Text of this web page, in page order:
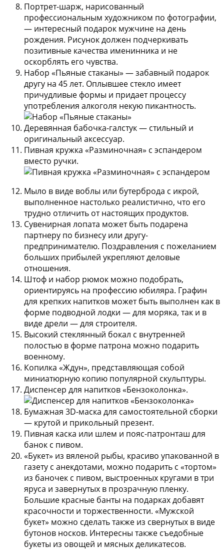
Портрет-шарж, нарисованный
профессиональным художником по фотографии,
— интересный подарок мужчине на день
рождения. Рисунок должен подчеркивать
позитивные качества именинника и не
оскорблять его чувства.
Набор «Пьяные стаканы» — забавный подарок
другу на 45 лет. Оплывшее стекло имеет
причудливые формы и придает процессу
употребления алкоголя некую пикантность.
Деревянная бабочка-галстук— стильный и
оригинальный аксессуар.
Пивная кружка «Разминочная» с эспандером
вместо ручки.
Мыло в виде воблы или бутерброда с икрой,
выполненное настолько реалистично, что его
трудно отличить от настоящих продуктов.
Сувенирная лопата может быть подарена
партнеру по бизнесу или другу-
предпринимателю. Поздравления с пожеланием
больших прибылей укрепляют деловые
отношения.
Штоф и набор рюмок можно подобрать,
ориентируясь на профессию юбиляра. Графин
для крепких напитков может быть выполнен как в
форме подводной лодки — для моряка, так и в
виде дрели — для строителя.
Высокий стеклянный бокал с внутренней
полостью в форме патрона можно подарить
военному.
Копилка «Ждун», представляющая собой
миниатюрную копию популярной скульптуры.
Диспенсер для напитков «Бензоколонка».
Бумажная 3D-маска для самостоятельной сборки
— крутой и прикольный презент.
Пивная каска или шлем и пояс-патронташ для
банок с пивом.
«Букет» из вяленой рыбы, красиво упакованной в
газету с анекдотами, можно подарить с «тортом»
из баночек с пивом, выстроенных кругами в три
яруса и завернутых в прозрачную пленку.
Большие красные банты на подарках добавят
красочности и торжественности. «Мужской
букет» можно сделать также из свернутых в виде
бутонов носков. Интересны также съедобные
букеты из овощей и мясных деликатесов.